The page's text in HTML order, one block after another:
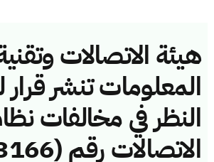
هيئة الاتصالات
المعلومات تنشر قرار
النظر في مخالفات